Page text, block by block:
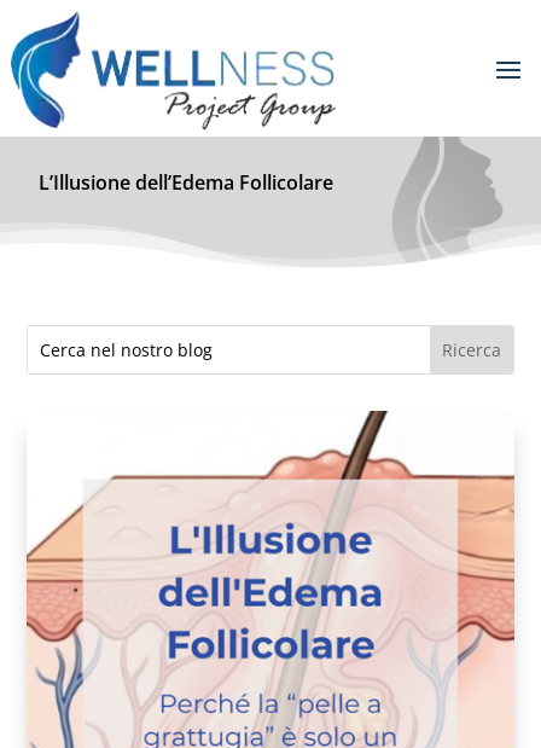
L’Illusione dell’Edema Follicolare